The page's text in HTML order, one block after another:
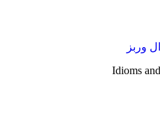
وربز
Idioms